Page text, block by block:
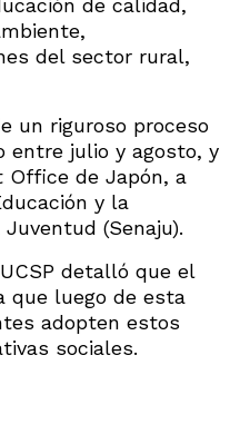
de calidad,
del sector rural,
un riguroso proceso
entre julio y agosto, y
Office de Japón, a
y la
(Senaju).
detalló que el
que luego de esta
adopten estos
sociales.